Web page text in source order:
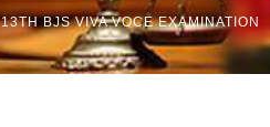
BJS VIVA VOCE EXAMINATION